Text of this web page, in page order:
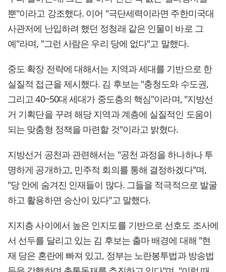
뿐"이라고 강조했다. 이어 "극단세력이라면 주한미국대
사관저에 난입하려 했던 정청래 같은 인물이 바로 그
예"라며, "그런 사람은 우리 당에 없다"고 말했다.
중도 확장 전략에 대해서는 지역과 세대를 기반으로 한
실질적 접근을 제시했다. 김 후보는 "충청도와 수도권,
그리고 40~50대 세대가 중도층의 핵심"이라며, "지방선
거 기획단을 꾸려 해당 지역과 계층에 실질적인 도움이
되는 맞춤형 정책을 마련할 것"이라고 밝혔다.
지방선거 공천과 관련해서는 "공천 과정을 하나하나 투
명하게 공개하고, 민주적 회의를 통해 결정하겠다"며,
"당 안에 숨겨진 인재들이 많다. 그들을 적극적으로 발굴
하고 활용하면 승산이 있다"고 말했다.
지지층 사이에서 높은 인지도를 기반으로 선호도 조사에
서 선두를 달리고 있는 김 후보는 출마 배경에 대해 "현
재 당은 혼란에 빠져 있고, 정부는 노란봉투법과 방송법